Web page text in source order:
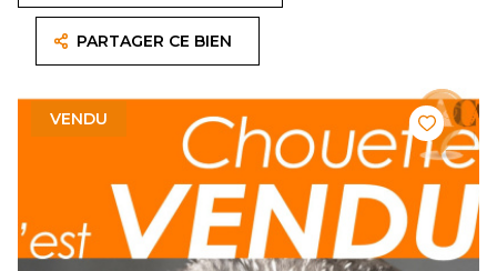
PARTAGER CE BIEN
VENDU